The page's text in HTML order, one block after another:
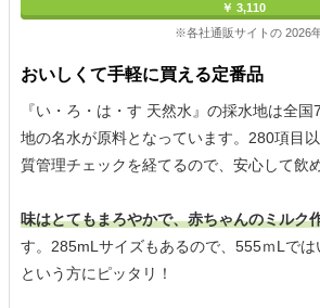
￥ 3,110
※各社通販サイトの 2026
おいしくて手軽に買える定番品
『い・ろ・は・す 天然水』の採水地は全
地の名水が原料となっています。280項目
質管理チェックを経てるので、安心して飲
味はとてもまろやかで、赤ちゃんのミルク
す。285mLサイズもあるので、555ｍLで
という方にピッタリ！